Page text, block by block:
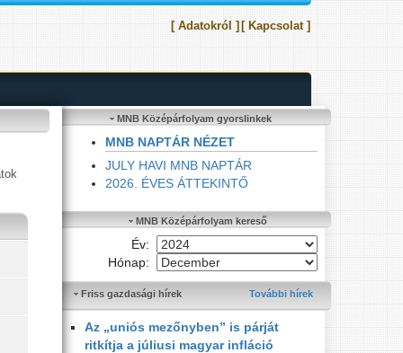
[ Adatokról ] [ Kapcsolat ]
MNB Középárfolyam gyorslinkek
MNB NAPTÁR NÉZET
JULY HAVI MNB NAPTÁR
2026. ÉVES ÁTTEKINTŐ
MNB Középárfolyam kereső
Év:
Hónap:
Friss gazdasági hírek További hírek
Az „uniós mezőnyben” is párját
ritkítja a júliusi magyar infláció